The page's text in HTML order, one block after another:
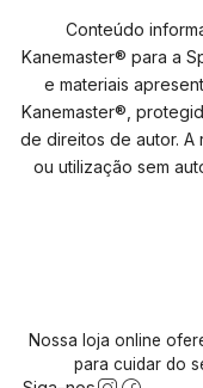
Conteúdo
Kanemaster® para a
e materiais
Kanemaster®,
de direitos de autor. A
ou utilização sem
Nossa loja online
para cuidar do